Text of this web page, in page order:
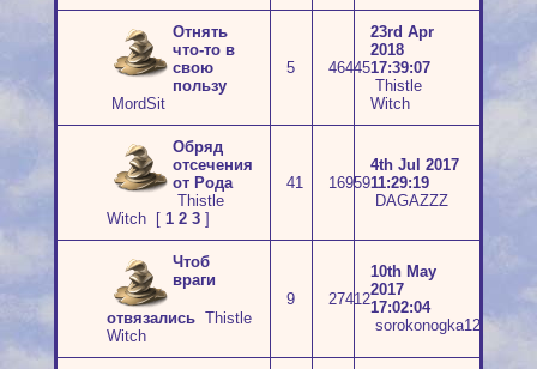
Отнять
что-то в
свою
пользу
MordSit
5 46445
23rd Apr
2018
17:39:07
Thistle
Witch
Обряд
отсечения
от Рода
Thistle
Witch
[ 1 2 3 ]
41 16959
4th Jul 2017
11:29:19
DAGAZZZ
Чтоб
враги
отвязались Thistle
Witch
9 27412
10th May
2017
17:02:04
sorokonogka123